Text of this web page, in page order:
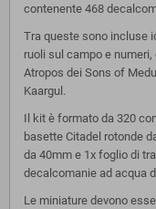
contenente 468
Tra queste sono incluse
ruoli sul campo e
Atropos dei Sons of
Kaargul.
Il kit è formato da 320
basette Citadel rotonde
da 40mm e 1x foglio di
decalcomanie ad acqua
Le miniature devono